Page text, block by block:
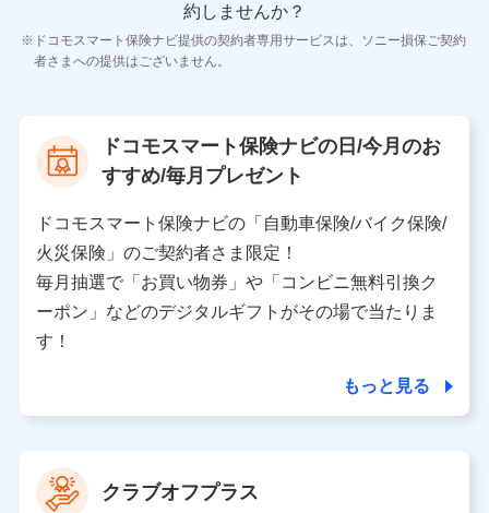
各種セミナーの開催のため
コンサルティングサービスの実施のため
アンケートやキャンペーン等の実施のため
称・住所・代表者名】
当該個人データを取り扱う各共同利用者（詳細は次のと
おり）
東京都千代田区永田町2丁目11番1号 山王パークタワー
株式会社NTTドコモ 代表取締役社長 前田 義晃
東京都中央区日本橋人形町2-14-10 アーバンネット日
本橋ビル 3F
ソナルデータ憲章」に定める行動原則を順守します 。
※ パーソナルデータダッシュボードの「第三者提供の
約しませんか？
ドコモスマート保険ナビ提供の契約者専用サービスは、ソニー損保ご契約
者さまへの提供はございません。
ドコモスマート保険ナビの日/今月のお
すすめ/毎月プレゼント
ドコモスマート保険ナビの「自動車保険/バイク保険/
火災保険」のご契約者さま限定！
毎月抽選で「お買い物券」や「コンビニ無料引換ク
ーポン」などのデジタルギフトがその場で当たりま
す！
もっと見る
クラブオフプラス